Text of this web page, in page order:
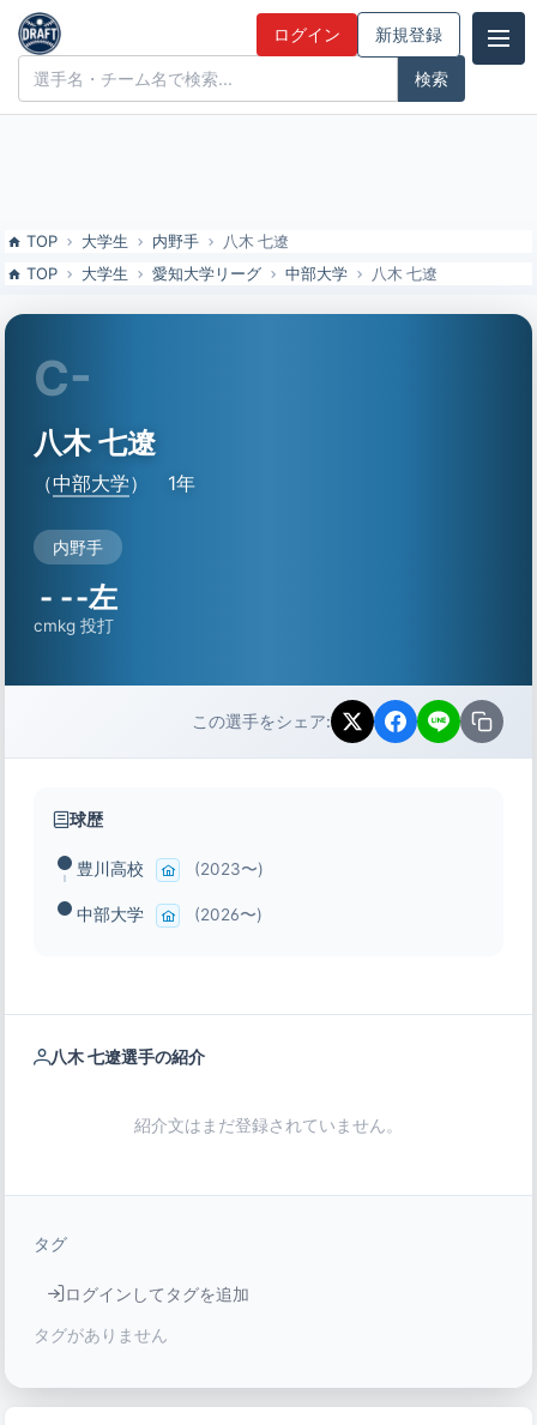
八木 七遼（中部大）の特徴とドラフト評価 | ドラフト候補とみんなの
評価
ドラフト候補とみんなの評価 ログイン 新規登録
TOP 大学生 内野手
八木 七遼
TOP
大学生 愛知大学リーグ 中部大学 八木 七遼
C-
八木 七遼
（中部大学） 1年
内野手
-
cm
-
kg
-左
投打
この選手をシェア:
球歴
豊川高校 (2023〜)
中部大学 (2026〜)
八木 七遼選手の紹介
紹介文はまだ登録されていません。
タグ
ログインしてタグを追加
タグがありません